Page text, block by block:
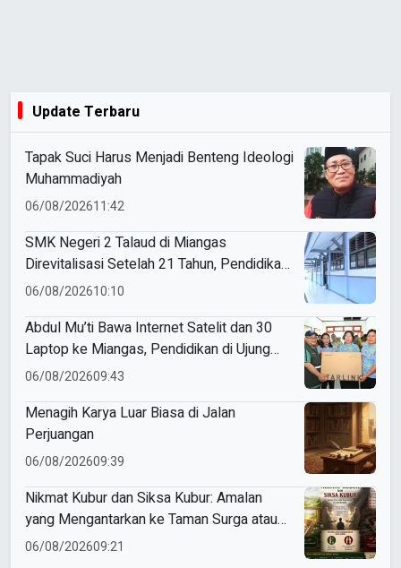
Update Terbaru
Tapak Suci Harus Menjadi Benteng Ideologi
Muhammadiyah
06/08/202611:42
SMK Negeri 2 Talaud di Miangas
Direvitalisasi Setelah 21 Tahun, Pendidikan
3T Makin Berkualitas
06/08/202610:10
Abdul Mu’ti Bawa Internet Satelit dan 30
Laptop ke Miangas, Pendidikan di Ujung
Negeri Makin Digital
06/08/202609:43
Menagih Karya Luar Biasa di Jalan
Perjuangan
06/08/202609:39
Nikmat Kubur dan Siksa Kubur: Amalan
yang Mengantarkan ke Taman Surga atau
Azab Barzakh
06/08/202609:21